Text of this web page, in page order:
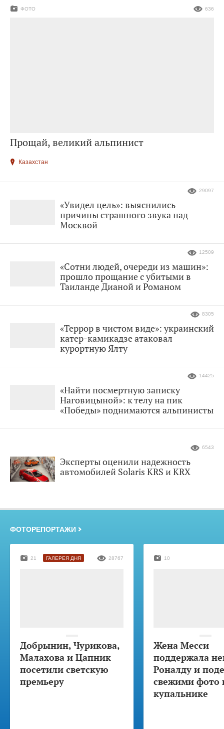
Прощай, великий альпинист
ФОТО 636
Казахстан
«Увидел цель»: выяснились
причины страшного звука над
Москвой
29097
«Сотни людей, очереди из машин»:
прошло прощание с убитыми в
Таиланде Дианой и Романом
12509
«Террор в чистом виде»: украинский
катер-камикадзе атаковал
курортную Ялту
8305
«Найти посмертную записку
Наговицыной»: к телу на пик
«Победы» поднимаются альпинисты
14425
Эксперты оценили надежность
автомобилей Solaris KRS и KRX
6543
ФОТОРЕПОРТАЖИ
Добрынин, Чурикова,
Малахова и Цапник
посетили светскую
премьеру
21 ГАЛЕРЕЯ ДНЯ 28767
Жена Месси
поддержала
Роналду и
свежими фото
купальнике
10